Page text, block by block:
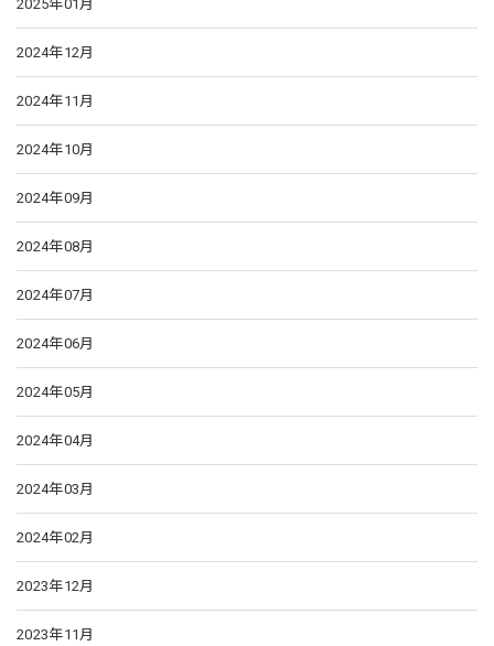
2025年01月
2024年12月
2024年11月
2024年10月
2024年09月
2024年08月
2024年07月
2024年06月
2024年05月
2024年04月
2024年03月
2024年02月
2023年12月
2023年11月